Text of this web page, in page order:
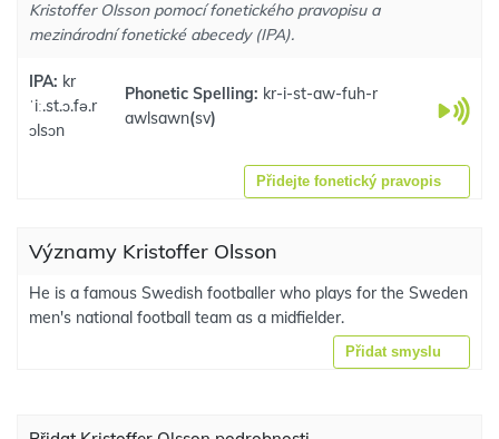
Kristoffer Olsson pomocí fonetického pravopisu a
mezinárodní fonetické abecedy (IPA).
IPA: kr
ˈiː.st.ɔ.fə.r
ɔlsɔn
Phonetic Spelling: kr-i-st-aw-fuh-r
awlsawn(sv)
Přidejte fonetický pravopis
Významy Kristoffer Olsson
He is a famous Swedish footballer who plays for the Sweden
men's national football team as a midfielder.
Přidat smyslu